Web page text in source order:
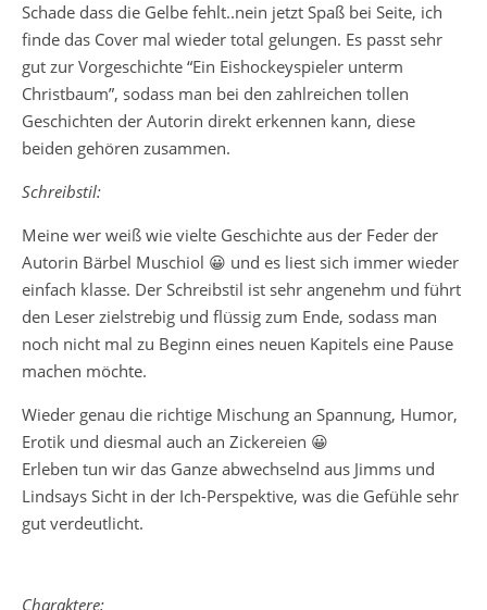
Schade dass die Gelbe fehlt..nein jetzt Spaß bei Seite, ich
finde das Cover mal wieder total gelungen. Es passt sehr
gut zur Vorgeschichte “Ein Eishockeyspieler unterm
Christbaum”, sodass man bei den zahlreichen tollen
Geschichten der Autorin direkt erkennen kann, diese
beiden gehören zusammen.
Schreibstil:
Meine wer weiß wie vielte Geschichte aus der Feder der
Autorin Bärbel Muschiol 😀 und es liest sich immer wieder
einfach klasse. Der Schreibstil ist sehr angenehm und führt
den Leser zielstrebig und flüssig zum Ende, sodass man
noch nicht mal zu Beginn eines neuen Kapitels eine Pause
machen möchte.
Wieder genau die richtige Mischung an Spannung, Humor,
Erotik und diesmal auch an Zickereien 😀
Erleben tun wir das Ganze abwechselnd aus Jimms und
Lindsays Sicht in der Ich-Perspektive, was die Gefühle sehr
gut verdeutlicht.
Charaktere: